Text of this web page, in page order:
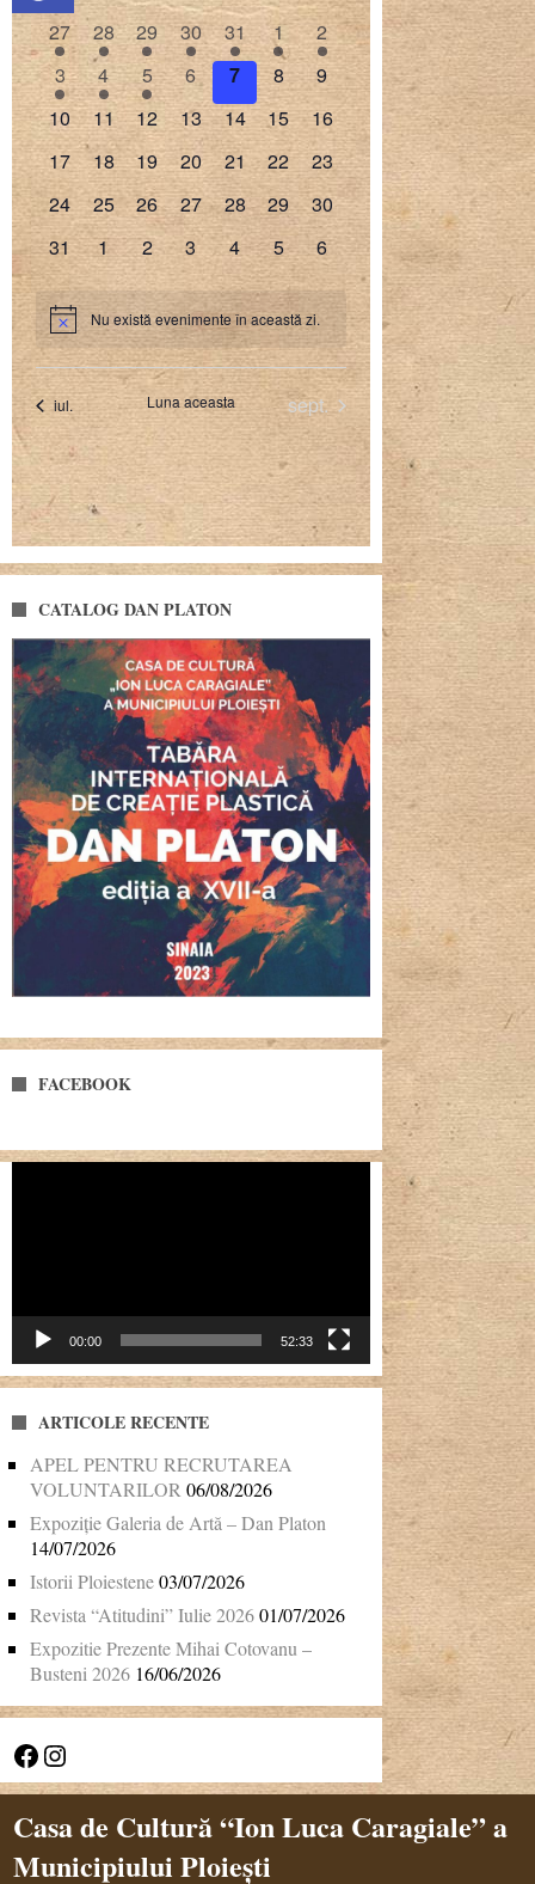
CATALOG DAN PLATON
FACEBOOK
00:00 52:33
ARTICOLE RECENTE
APEL PENTRU RECRUTAREA
VOLUNTARILOR 06/08/2026
Expoziție Galeria de Artă – Dan Platon
14/07/2026
Istorii Ploiestene03/07/2026
Revista “Atitudini” Iulie 202601/07/2026
Expozitie Prezente Mihai Cotovanu –
Busteni 2026 16/06/2026
Facebook Instagram
Casa de Cultură “Ion Luca Caragiale” a
Municipiului Ploiești